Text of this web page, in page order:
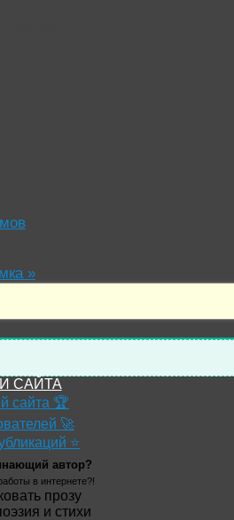
»
САЙТА
сайта 🏆
🚀
⭐
автор?
в интернете?!
прозу
и стихи